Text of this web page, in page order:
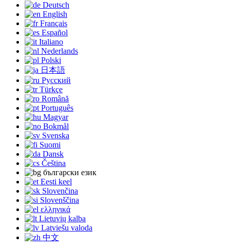
Deutsch
English
Français
Español
Italiano
Nederlands
Polski
日本語
Русский
Türkçe
Română
Português
Magyar
Bokmål
Svenska
Suomi
Dansk
Čeština
български език
Eesti keel
Slovenčina
Slovenščina
ελληνικά
Lietuvių kalba
Latviešu valoda
中文